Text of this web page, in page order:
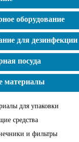
оборудование
для дезинфекции
посуда
материалы
для упаковки
средства
и фильтры